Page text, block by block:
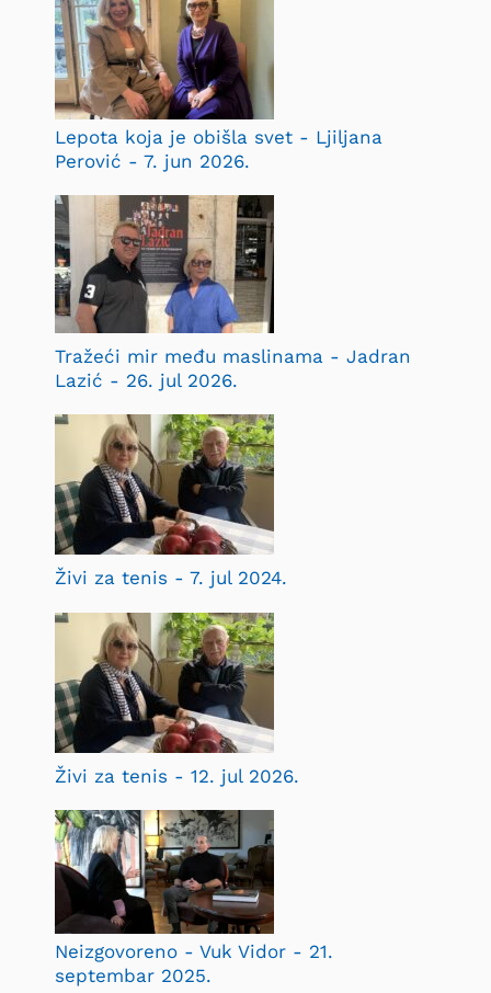
Lepota koja je obišla svet - Ljiljana
Perović - 7. jun 2026.
Tražeći mir među maslinama - Jadran
Lazić - 26. jul 2026.
Živi za tenis - 7. jul 2024.
Živi za tenis - 12. jul 2026.
Neizgovoreno - Vuk Vidor - 21.
septembar 2025.